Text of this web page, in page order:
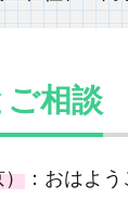
ご相談
） ：おはよ